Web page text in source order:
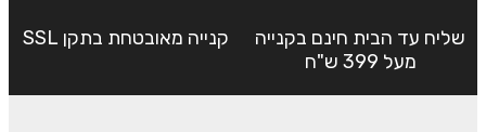
שליח עד הבית חינם בקנייה
מעל 399 ש"ח
קנייה מאובטחת בתקן SSL